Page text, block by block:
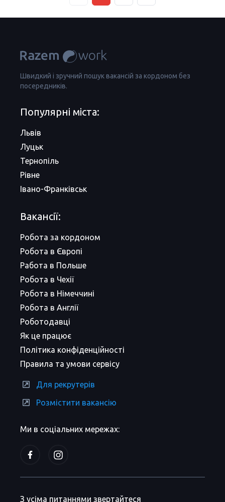
Швидкий і зручний пошук вакансій за кордоном без
посередників.
Ми в соціальних мережах:
Популярні міста:
Львів
Луцьк
Тернопіль
Рівне
Івано-Франківськ
Вакансії:
Робота за кордоном
Робота в Європі
Работа в Польше
Робота в Чехії
Робота в Німеччині
Робота в Англії
Роботодавці
Як це працює
Політика конфіденційності
Правила та умови сервісу
Для рекрутерів
Розмістити вакансію
З усіма питаннями звертайтеся